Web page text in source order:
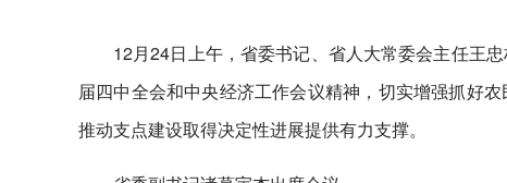
12月24日上午，省委书记、省人大常委会主任王
届四中全会和中央经济工作会议精神，切实增强抓好
推动支点建设取得决定性进展提供有力支撑。